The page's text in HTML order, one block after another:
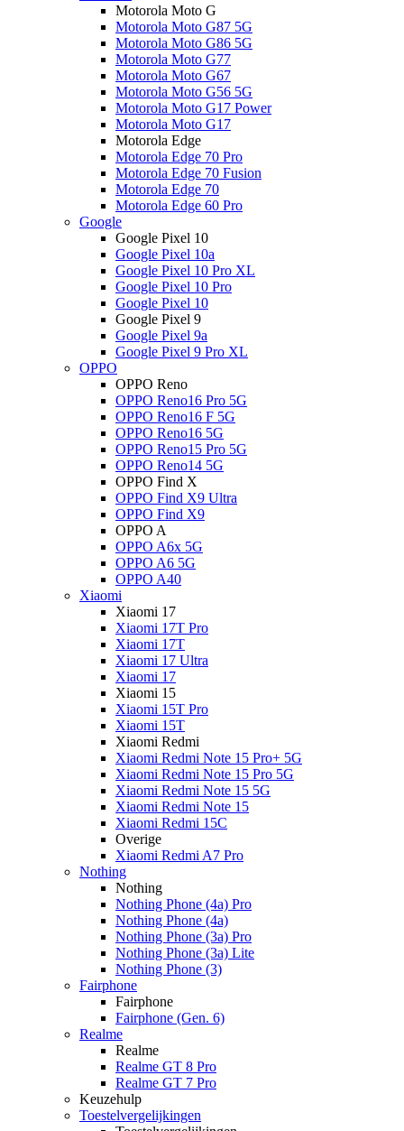
Motorola Moto G
Motorola Moto G87 5G
Motorola Moto G86 5G
Motorola Moto G77
Motorola Moto G67
Motorola Moto G56 5G
Motorola Moto G17 Power
Motorola Moto G17
Motorola Edge
Motorola Edge 70 Pro
Motorola Edge 70 Fusion
Motorola Edge 70
Motorola Edge 60 Pro
Google
Google Pixel 10
Google Pixel 10a
Google Pixel 10 Pro XL
Google Pixel 10 Pro
Google Pixel 10
Google Pixel 9
Google Pixel 9a
Google Pixel 9 Pro XL
OPPO
OPPO Reno
OPPO Reno16 Pro 5G
OPPO Reno16 F 5G
OPPO Reno16 5G
OPPO Reno15 Pro 5G
OPPO Reno14 5G
OPPO Find X
OPPO Find X9 Ultra
OPPO Find X9
OPPO A
OPPO A6x 5G
OPPO A6 5G
OPPO A40
Xiaomi
Xiaomi 17
Xiaomi 17T Pro
Xiaomi 17T
Xiaomi 17 Ultra
Xiaomi 17
Xiaomi 15
Xiaomi 15T Pro
Xiaomi 15T
Xiaomi Redmi
Xiaomi Redmi Note 15 Pro+ 5G
Xiaomi Redmi Note 15 Pro 5G
Xiaomi Redmi Note 15 5G
Xiaomi Redmi Note 15
Xiaomi Redmi 15C
Overige
Xiaomi Redmi A7 Pro
Nothing
Nothing
Nothing Phone (4a) Pro
Nothing Phone (4a)
Nothing Phone (3a) Pro
Nothing Phone (3a) Lite
Nothing Phone (3)
Fairphone
Fairphone
Fairphone (Gen. 6)
Realme
Realme
Realme GT 8 Pro
Realme GT 7 Pro
Keuzehulp
Toestelvergelijkingen